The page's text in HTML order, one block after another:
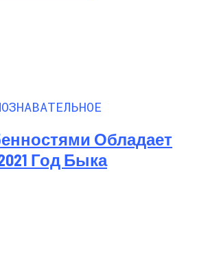
Обладает
Год Быка